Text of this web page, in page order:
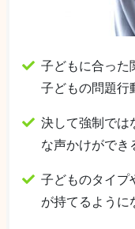
子どもに合った
子どもの問題行
決して強制では
な声かけができ
子どものタイプ
が持てるように